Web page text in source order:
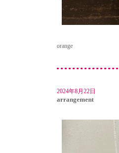
orange
2024年8月22日
arrangement